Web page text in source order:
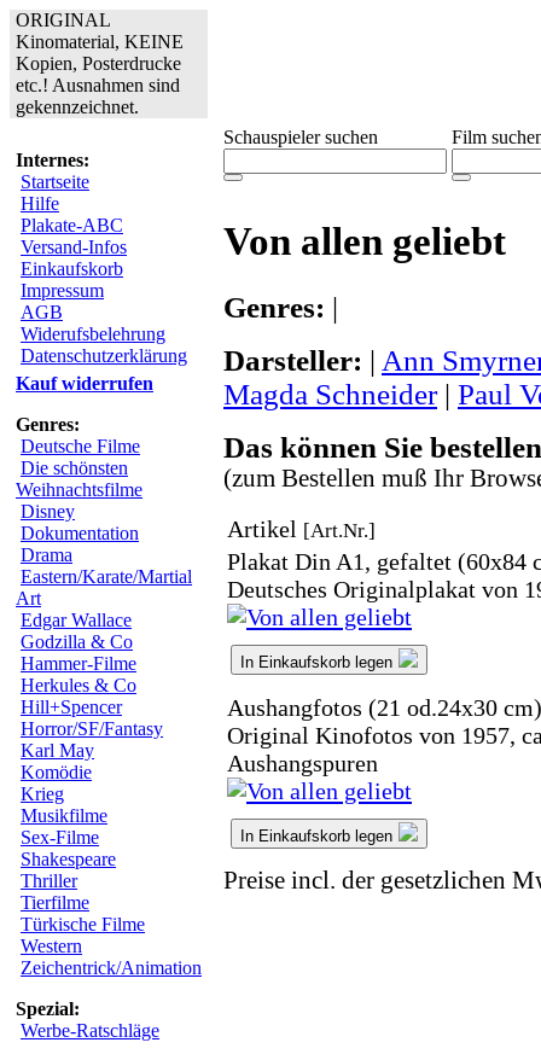
ORIGINAL
Kinomaterial, KEINE
Kopien, Posterdrucke
etc.! Ausnahmen sind
gekennzeichnet.
Internes:
Startseite
Hilfe
Plakate-ABC
Versand-Infos
Einkaufskorb
Impressum
AGB
Widerufsbelehrung
Datenschutzerklärung
Kauf widerrufen
Genres:
Deutsche Filme
Die schönsten
Weihnachtsfilme
Disney
Dokumentation
Drama
Eastern/Karate/Martial
Art
Edgar Wallace
Godzilla & Co
Hammer-Filme
Herkules & Co
Hill+Spencer
Horror/SF/Fantasy
Karl May
Komödie
Krieg
Musikfilme
Sex-Filme
Shakespeare
Thriller
Tierfilme
Türkische Filme
Western
Zeichentrick/Animation
Spezial:
Werbe-Ratschläge
Schauspieler suchen Film
Von allen geliebt
Genres: |
Darsteller: | Ann
Magda Schneider| Paul
Das können Sie
(zum Bestellen muß Ihr
Artikel [Art.Nr.]
Plakat Din A1, gefaltet (60x84
Deutsches Originalplakat von
In Einkaufskorb legen
Aushangfotos (21 od.24x30 cm)
Original Kinofotos von 1957,
Aushangspuren
In Einkaufskorb legen
Preise incl. der gesetzlichen